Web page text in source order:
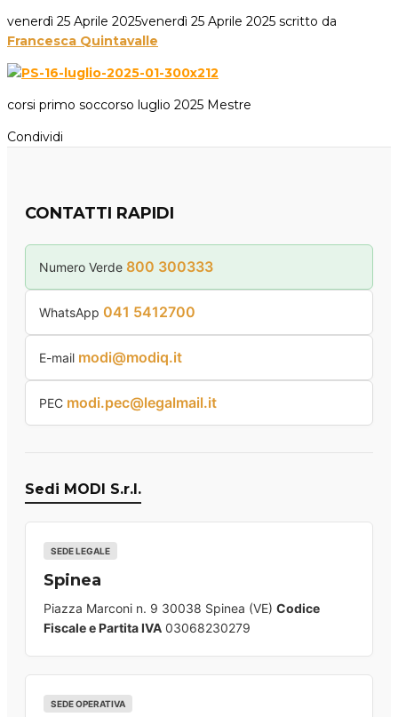
venerdì 25 Aprile 2025venerdì 25 Aprile 2025 scritto da
Francesca Quintavalle
corsi primo soccorso luglio 2025 Mestre
Condividi
CONTATTI RAPIDI
Numero Verde 800 300333
WhatsApp 041 5412700
E-mail modi@modiq.it
PEC modi.pec@legalmail.it
Sedi MODI S.r.l.
SEDE LEGALE
Spinea
Piazza Marconi n. 9 30038 Spinea (VE) Codice
Fiscale e Partita IVA 03068230279
SEDE OPERATIVA